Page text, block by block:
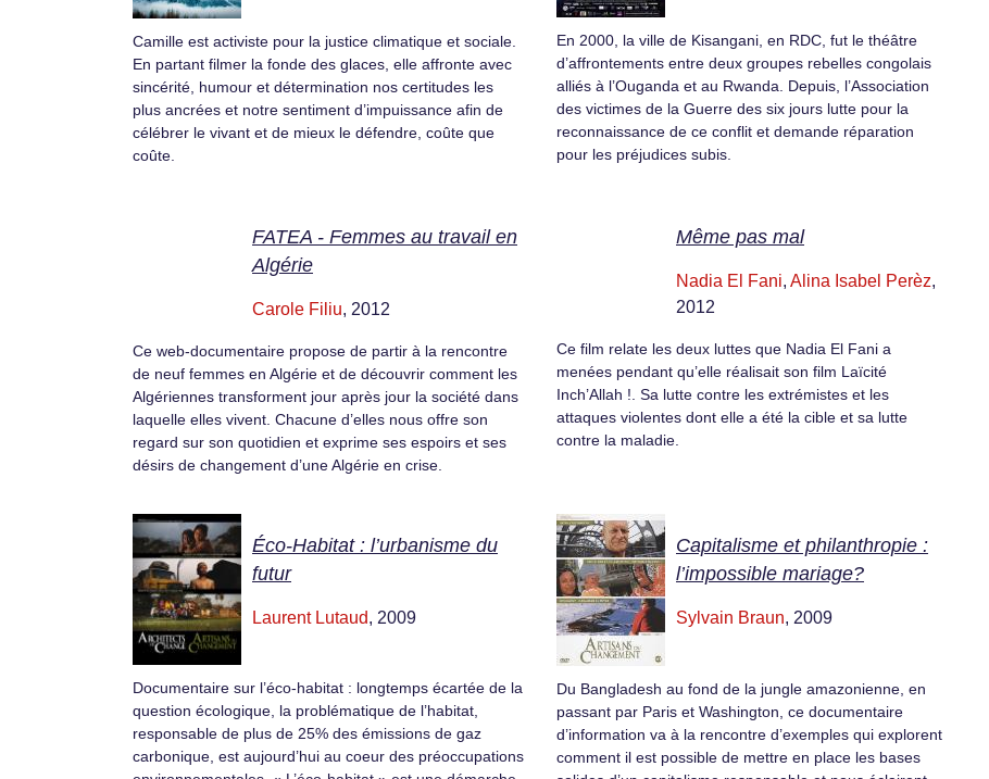
Camille est activiste pour la justice climatique et sociale.
En partant filmer la fonde des glaces, elle affronte avec
sincérité, humour et détermination nos certitudes les
plus ancrées et notre sentiment d’impuissance afin de
célébrer le vivant et de mieux le défendre, coûte que
coûte.
En 2000, la ville de Kisangani, en RDC, fut le théâtre
d’affrontements entre deux groupes rebelles congolais
alliés à l’Ouganda et au Rwanda. Depuis, l’Association
des victimes de la Guerre des six jours lutte pour la
reconnaissance de ce conflit et demande réparation
pour les préjudices subis.
FATEA - Femmes au travail en
Algérie
Carole Filiu, 2012
Ce web-documentaire propose de partir à la rencontre
de neuf femmes en Algérie et de découvrir comment les
Algériennes transforment jour après jour la société dans
laquelle elles vivent. Chacune d’elles nous offre son
regard sur son quotidien et exprime ses espoirs et ses
désirs de changement d’une Algérie en crise.
Même pas mal
Nadia El Fani, Alina Isabel Perèz,
2012
Ce film relate les deux luttes que Nadia El Fani a
menées pendant qu’elle réalisait son film Laïcité
Inch’Allah !. Sa lutte contre les extrémistes et les
attaques violentes dont elle a été la cible et sa lutte
contre la maladie.
Éco-Habitat : l’urbanisme du
futur
Laurent Lutaud, 2009
Documentaire sur l’éco-habitat : longtemps écartée de la
question écologique, la problématique de l’habitat,
responsable de plus de 25% des émissions de gaz
carbonique, est aujourd’hui au coeur des préoccupations
Capitalisme et philanthropie :
l’impossible mariage?
Sylvain Braun, 2009
Du Bangladesh au fond de la jungle amazonienne, en
passant par Paris et Washington, ce documentaire
d’information va à la rencontre d’exemples qui explorent
comment il est possible de mettre en place les bases